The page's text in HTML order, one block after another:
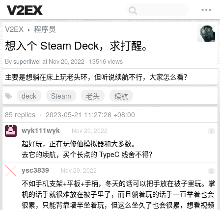
V2EX › 程序员
想入个 Steam Deck，求打醒。
Bysuperliwei at Nov 20, 2022 · 13516 views
主要是想躺在床上玩老头环，但听说续航不行，大家怎么看？
deck
Steam 老头
续航
85 replies • 2023-05-21 11:27:26 +08:00
1
wyk111wyk Nov 20, 2022
超好玩，正在玩修仙模拟器和大多数。
去它的续航，买个长点的 TypeC 线舍不得？
2
ysc3839 Nov 20, 2022
不如手机支架+平板+手柄，冬天的话可以把手放在被子里玩。掌
机的话手就很难放在被子里了，而且躺着玩的话手一直举着也会
很累，只能背靠墙半坐着玩，但这么坐久了也会很累，想看视频